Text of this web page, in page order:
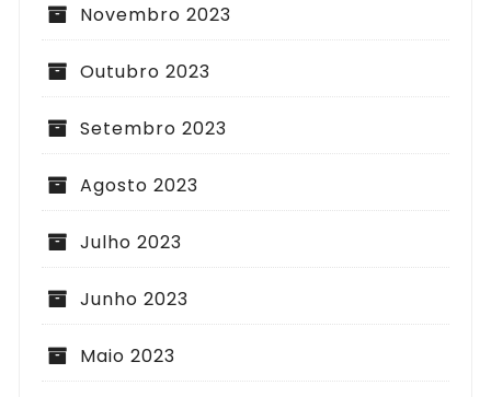
Novembro 2023
Outubro 2023
Setembro 2023
Agosto 2023
Julho 2023
Junho 2023
Maio 2023